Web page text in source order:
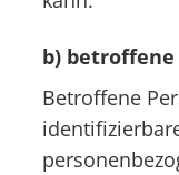
b) betroffene
Betroffene